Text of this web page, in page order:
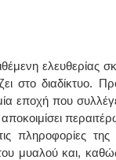
ελευθερίας
στο διαδίκτυο.
εποχή που
πληροφορίες της
μυαλού και,